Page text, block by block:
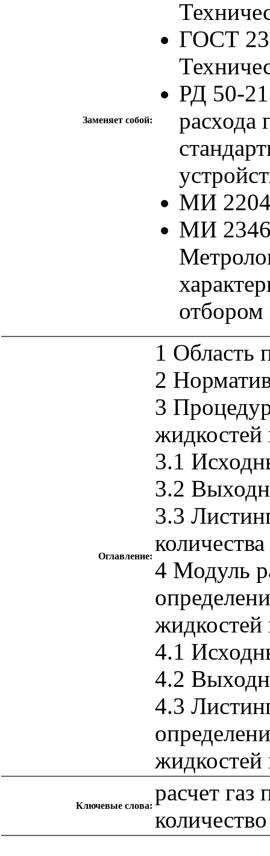
Заменяет собой:
ГОСТ
РД 50-
расхода
МИ
МИ
отбором
Оглавление:
1 Область
2
3
жидкостей
3.1
3.2
3.3
4 Модуль
жидкостей
4.1
4.2
4.3
жидкостей
Ключевые слова:
расчет